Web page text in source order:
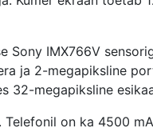
IMX766V
ja 2-megapiksline
32-megapiksline
on ka 4500